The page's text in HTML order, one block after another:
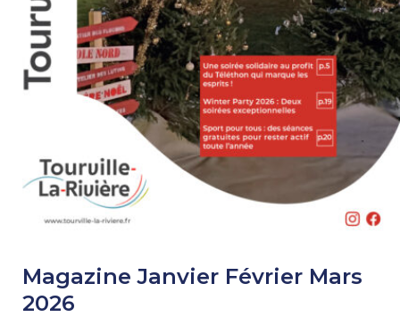
Magazine Janvier Février Mars
2026